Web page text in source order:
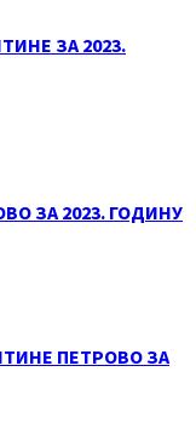
ЗА 2023.
ЗА 2023. ГОДИНУ
ПЕТРОВО ЗА